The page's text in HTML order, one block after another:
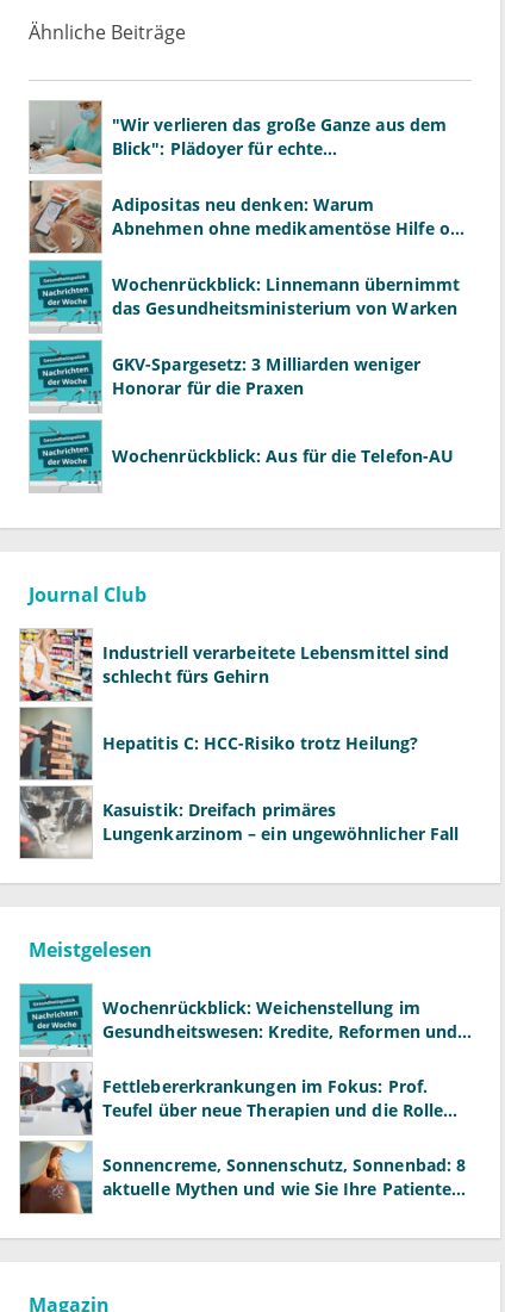
Ähnliche Beiträge
"Wir verlieren das große Ganze aus dem
Blick": Plädoyer für echte
Adipositas neu denken: Warum
Abnehmen ohne medikamentöse Hilfe oft
Wochenrückblick: Linnemann übernimmt
das Gesundheitsministerium von Warken
GKV-Spargesetz: 3 Milliarden weniger
Honorar für die Praxen
Wochenrückblick: Aus für die Telefon-AU
Journal Club
Industriell verarbeitete Lebensmittel sind
schlecht fürs Gehirn
Hepatitis C: HCC-Risiko trotz Heilung?
Kasuistik: Dreifach primäres
Lungenkarzinom – ein ungewöhnlicher Fall
Meistgelesen
Wochenrückblick: Weichenstellung im
Gesundheitswesen: Kredite, Reformen und
Fettlebererkrankungen im Fokus: Prof.
Teufel über neue Therapien und die Rolle
Sonnencreme, Sonnenschutz, Sonnenbad: 8
aktuelle Mythen und wie Sie Ihre Patienten
Magazin